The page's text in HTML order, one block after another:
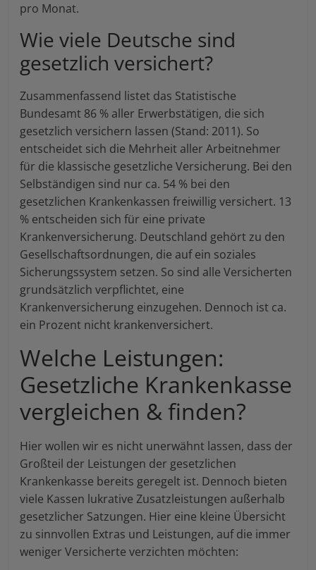
pro Monat.
Wie viele Deutsche sind
gesetzlich versichert?
Zusammenfassend listet das Statistische
Bundesamt 86 % aller Erwerbstätigen, die sich
gesetzlich versichern lassen (Stand: 2011). So
entscheidet sich die Mehrheit aller Arbeitnehmer
für die klassische gesetzliche Versicherung. Bei den
Selbständigen sind nur ca. 54 % bei den
gesetzlichen Krankenkassen freiwillig versichert. 13
% entscheiden sich für eine private
Krankenversicherung. Deutschland gehört zu den
Gesellschaftsordnungen, die auf ein soziales
Sicherungssystem setzen. So sind alle Versicherten
grundsätzlich verpflichtet, eine
Krankenversicherung einzugehen. Dennoch ist ca.
ein Prozent nicht krankenversichert.
Welche Leistungen:
Gesetzliche Krankenkasse
vergleichen & finden?
Hier wollen wir es nicht unerwähnt lassen, dass der
Großteil der Leistungen der gesetzlichen
Krankenkasse bereits geregelt ist. Dennoch bieten
viele Kassen lukrative Zusatzleistungen außerhalb
gesetzlicher Satzungen. Hier eine kleine Übersicht
zu sinnvollen Extras und Leistungen, auf die immer
weniger Versicherte verzichten möchten: